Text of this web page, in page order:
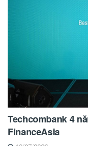
Techcombank 4
FinanceAsia